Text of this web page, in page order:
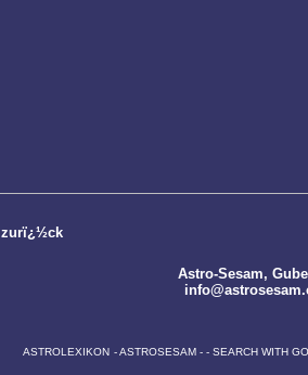
zurï¿½ck
Astro-Sesam,
ASTROLEXIKON -ASTROSESAM - - SEARCH WITH